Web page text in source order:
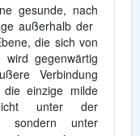
gesunde, nach
außerhalb der
die sich von
gegenwärtig
Verbindung
einzige milde
unter der
sondern unter